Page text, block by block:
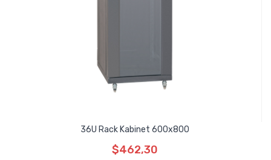
36U Rack Kabinet 600x800
$462,30